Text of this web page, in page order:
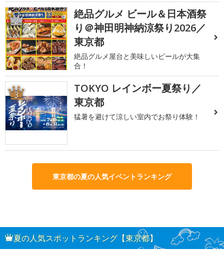
2
絶品グルメ ビール＆日本酒祭
り＠神田明神納涼祭り2026／
東京都
絶品グルメ屋台と美味しいビールが大集
合！
3
TOKYO レインボー夏祭り／
東京都
猛暑を避けて涼しい室内でお祭り体験！
東京都の夏の人気イベントランキング
夏の人気スポットランキング【東京都】